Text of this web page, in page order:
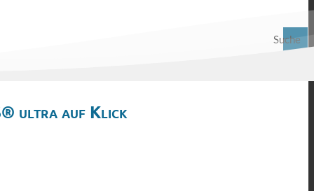
Suche
ultra auf Klick